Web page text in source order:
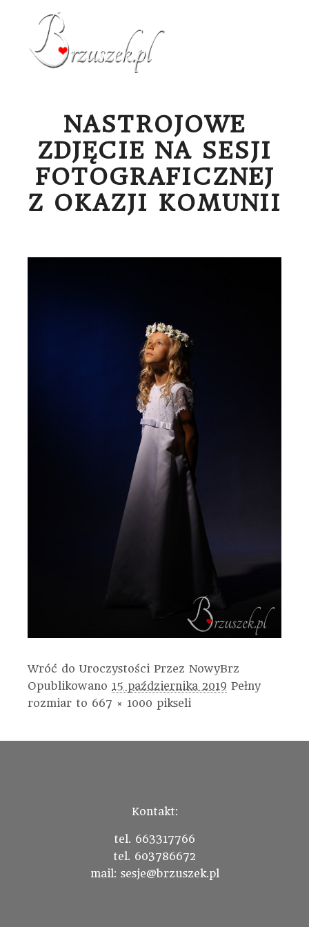
NASTROJOWE
ZDJĘCIE NA SESJI
FOTOGRAFICZNEJ
Z OKAZJI KOMUNII
Wróć do Uroczystości Przez NowyBrz
Opublikowano 15 października 2019 Pełny
rozmiar to 667 × 1000 pikseli
Kontakt:
tel. 663317766
tel. 603786672
mail: sesje@brzuszek.pl